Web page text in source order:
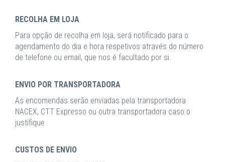
RECOLHA EM LOJA
Para opção de recolha em loja, será notificado para o
agendamento do dia e hora respetivos através do número
de telefone ou email, que nos é facultado por si.
ENVIO POR TRANSPORTADORA
As encomendas serão enviadas pela transportadora
NACEX, CTT Expresso ou outra transportadora caso o
justifique.
CUSTOS DE ENVIO